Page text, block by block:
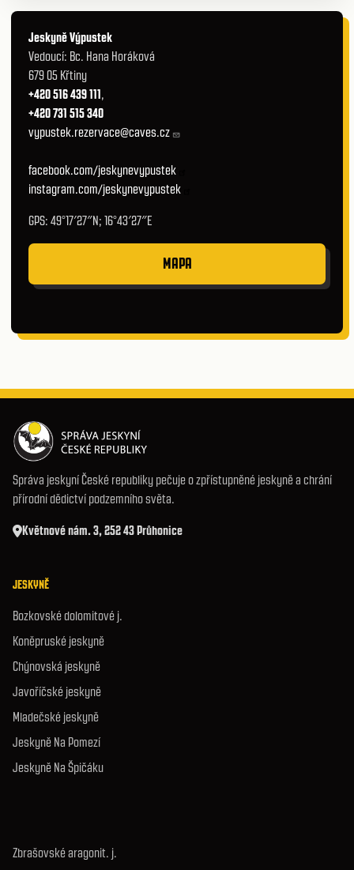
Jeskyně Výpustek
Vedoucí: Bc. Hana Horáková
679 05 Křtiny
+420 516 439 111 ,
+420 731 515 340
vypustek.rezervace@caves.cz
facebook.com/jeskynevypustek
instagram.com/jeskynevypustek
GPS: 49°17′27″N; 16°43′27″E
MAPA
Správa jeskyní České republiky pečuje o zpřístupněné jeskyně a chrání
přírodní dědictví podzemního světa.
Květnové nám. 3, 252 43 Průhonice
JESKYNĚ
Bozkovské dolomitové j.
Koněpruské jeskyně
Chýnovská jeskyně
Javoříčské jeskyně
Mladečské jeskyně
Jeskyně Na Pomezí
Jeskyně Na Špičáku
Zbrašovské aragonit. j.